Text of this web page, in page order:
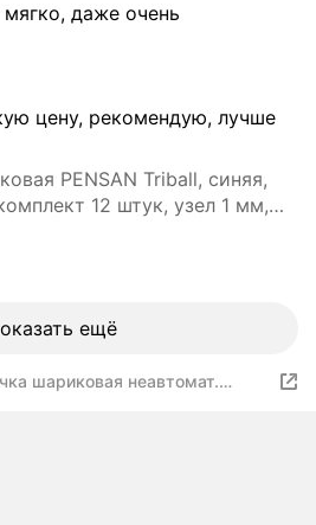
даже очень
цену, рекомендую, лучше
PENSAN Triball, синяя,
12 штук, узел 1 мм,
ещё
шариковая неавтомат.